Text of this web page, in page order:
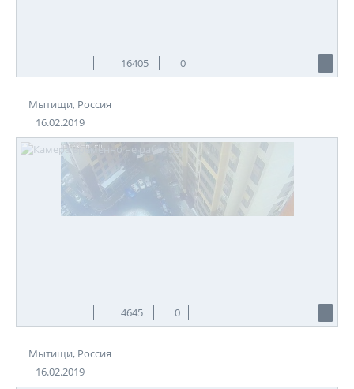
16405 0
Мытищи, Россия
16.02.2019
4645 0
Мытищи, Россия
16.02.2019